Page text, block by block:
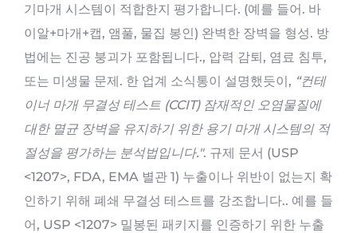
기마개 시스템이 적합한지 평가합니다. (예를 들어. 바
이알+마개+캡, 앰풀, 물집 봉인) 완벽한 장벽을 형성. 방
법에는 진공 붕괴가 포함됩니다., 압력 감퇴, 염료 침투,
또는 미생물 문제. 한 업계 소식통이 설명했듯이, “컨테
이너 마개 무결성 테스트 (CCIT) 잠재적인 오염물질에
대한 멸균 장벽을 유지하기 위한 용기 마개 시스템의 적
절성을 평가하는 분석법입니다.". 규제 문서 (USP
<1207>, FDA, EMA 별관 1) 누출이나 위반이 없는지 확
인하기 위해 폐쇄 무결성 테스트를 강조합니다.. 예를 들
어, USP <1207> 밀봉된 패키지를 인증하기 위한 누출